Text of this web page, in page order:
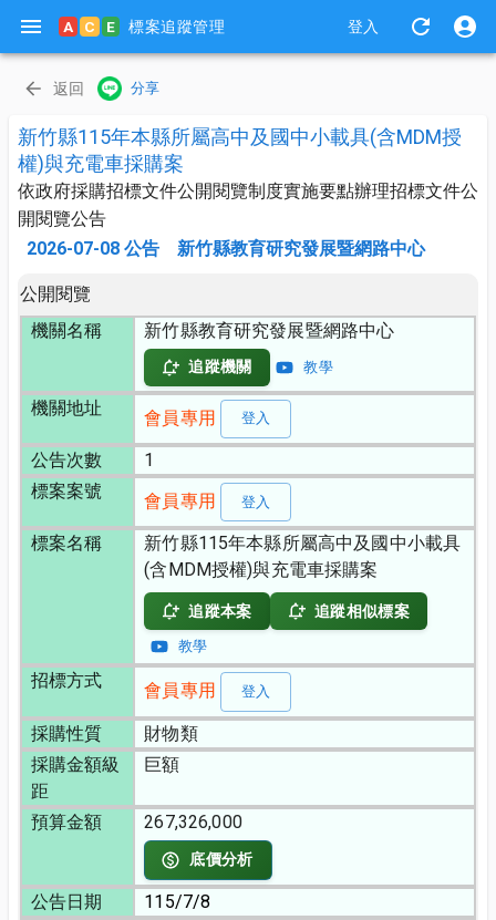
A C E 標案追蹤管理 登入
返回 分享
新竹縣115年本縣所屬高中及國中小載具(含MDM授
權)與充電車採購案
依政府採購招標文件公開閱覽制度實施要點辦理招標文件公
開閱覽公告
2026-07-08 公告 新竹縣教育研究發展暨網路中心
公開閱覽
機關名稱
新竹縣教育研究發展暨網路中心
追蹤機關 教學
機關地址 會員專用 登入
公告次數
1
標案案號
會員專用 登入
標案名稱
新竹縣115年本縣所屬高中及國中小載具
(含MDM授權)與充電車採購案
追蹤本案 追蹤相似標案
教學
招標方式 會員專用 登入
採購性質
財物類
採購金額級
距
巨額
預算金額 267,326,000
底價分析
公告日期
115/7/8